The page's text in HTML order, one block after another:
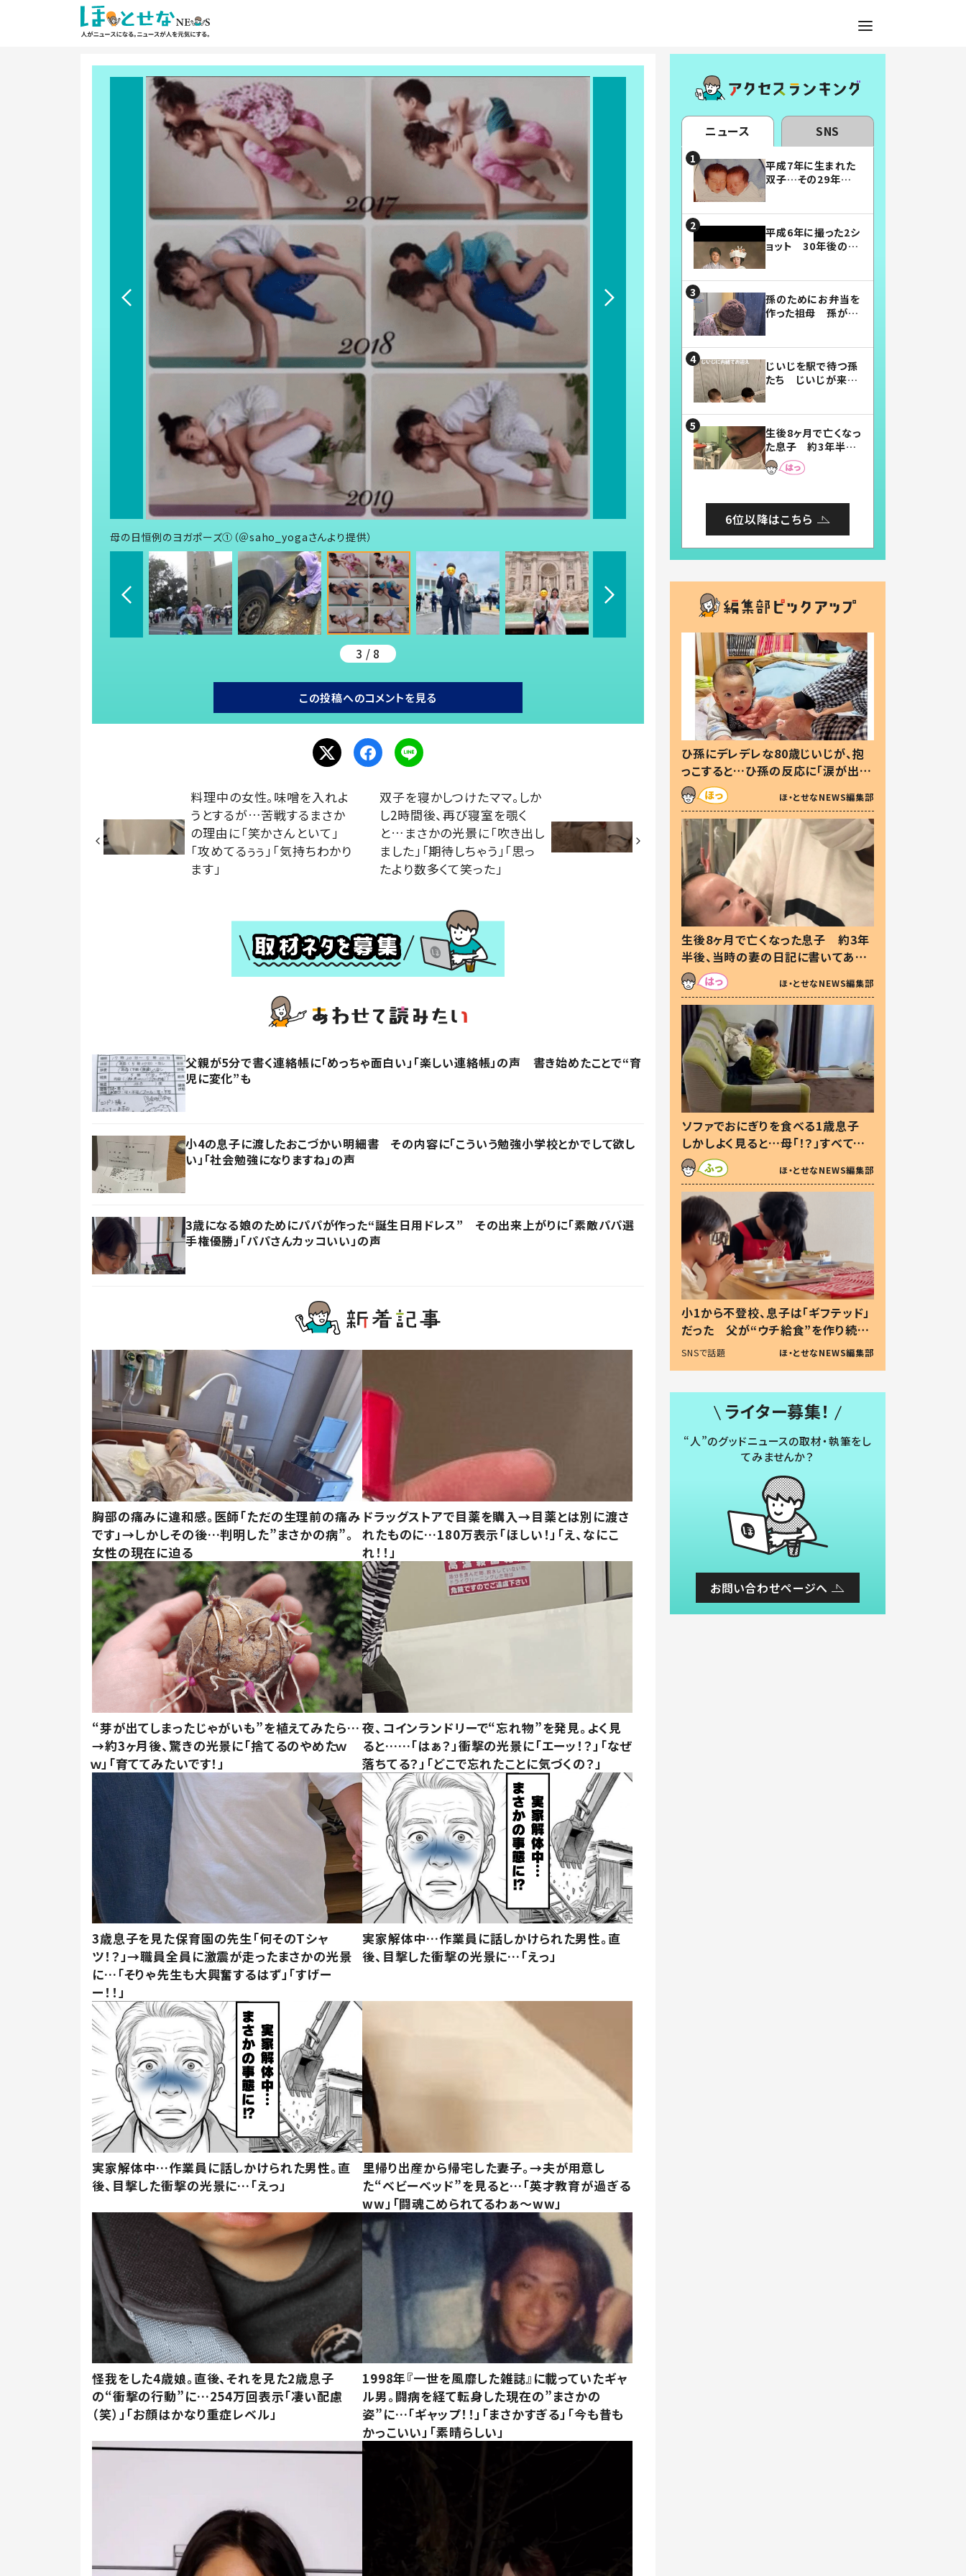
母の日恒例のヨガポーズ①（＠saho_yogaさんより提供）
3 / 8
この投稿へのコメントを見る
料理中の女性。味噌を入れよ
うとするが…苦戦するまさか
の理由に「笑かさんといて」
「攻めてるぅぅ」「気持ちわかり
ます」
双子を寝かしつけたママ。しか
し2時間後、再び寝室を覗く
と…まさかの光景に「吹き出し
ました」「期待しちゃう」「思っ
たより数多くて笑った」
父親が5分で書く連絡帳に「めっちゃ面白い」「楽しい連絡帳」の声 書き始めたことで“育
児に変化”も
小4の息子に渡したおこづかい明細書 その内容に「こういう勉強小学校とかでして欲し
い」「社会勉強になりますね」の声
3歳になる娘のためにパパが作った“誕生日用ドレス” その出来上がりに「素敵パパ選
手権優勝」「パパさんカッコいい」の声
胸部の痛みに違和感。医師「ただの生理前の痛み
です」→しかしその後…判明した”まさかの病”。
女性の現在に迫る
ドラッグストアで目薬を購入→目薬とは別に渡さ
れたものに…180万表示「ほしい！」「え、なにこ
れ！！」
“芽が出てしまったじゃがいも”を植えてみたら…
→約3ヶ月後、驚きの光景に「捨てるのやめたｗ
ｗ」「育ててみたいです！」
夜、コインランドリーで“忘れ物”を発見。よく見
ると……「はぁ？」衝撃の光景に「エーッ！？」「なぜ
落ちてる？」「どこで忘れたことに気づくの？」
3歳息子を見た保育園の先生「何そのTシャ
ツ！？」→職員全員に激震が走ったまさかの光景
に…「そりゃ先生も大興奮するはず」「すげー
ー！！」
実家解体中…作業員に話しかけられた男性。直
後、目撃した衝撃の光景に…「えっ」
実家解体中…作業員に話しかけられた男性。直
後、目撃した衝撃の光景に…「えっ」
里帰り出産から帰宅した妻子。→夫が用意し
た“ベビーベッド”を見ると…「英才教育が過ぎる
ww」「闘魂こめられてるわぁ～ww」
怪我をした4歳娘。直後、それを見た2歳息子
の“衝撃の行動”に…254万回表示「凄い配慮
（笑）」「お顔はかなり重症レベル」
1998年『一世を風靡した雑誌』に載っていたギャ
ル男。闘病を経て転身した現在の”まさかの
姿”に…「ギャップ！！」「まさかすぎる」「今も昔も
かっこいい」「素晴らしい」
ニュース SNS
平成7年に生まれた
双子…その29年後
平成6年に撮った2シ
ョット 30年後の姿
孫のためにお弁当を
作った祖母 孫が絶
じいじを駅で待つ孫
たち じいじが来た
まらない」「幸せにな
れる」
生後8ヶ月で亡くなっ
た息子 約3年半
後、当時の妻の日記
に書いてあった本音
6位以降はこちら
ひ孫にデレデレな80歳じいじが、抱
っこすると…ひ孫の反応に「涙が出ま
した」「可愛くて仕方ない」
ほ・とせなNEWS編集部
生後8ヶ月で亡くなった息子 約3年
半後、当時の妻の日記に書いてあっ
た本音とは
ほ・とせなNEWS編集部
ソファでおにぎりを食べる1歳息子
しかしよく見ると…母「！？」すべてを
察した母の投稿に「可愛いから許
す！」「現行犯〜」
ほ・とせなNEWS編集部
小1から不登校、息子は「ギフテッド」
だった 父が“ウチ給食”を作り続け
る理由とは #令和の親 #令和の子
SNSで話題 ほ・とせなNEWS編集部
ライター募集！
“人”のグッドニュースの取材・執筆をし
てみませんか？
お問い合わせページへ